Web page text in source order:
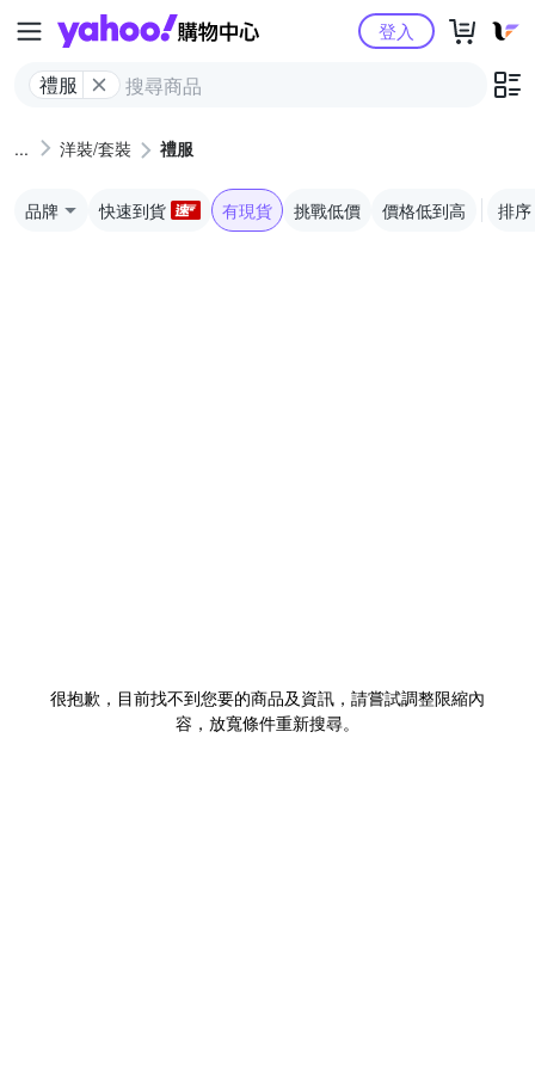
Yahoo購物中心
禮服
登入
洋裝/套裝 禮服
品牌 快速到貨 有現貨 挑戰低價 價格低到高 排序
很抱歉，目前找不到您要的商品及資訊，請嘗試調整限縮內
容，放寬條件重新搜尋。